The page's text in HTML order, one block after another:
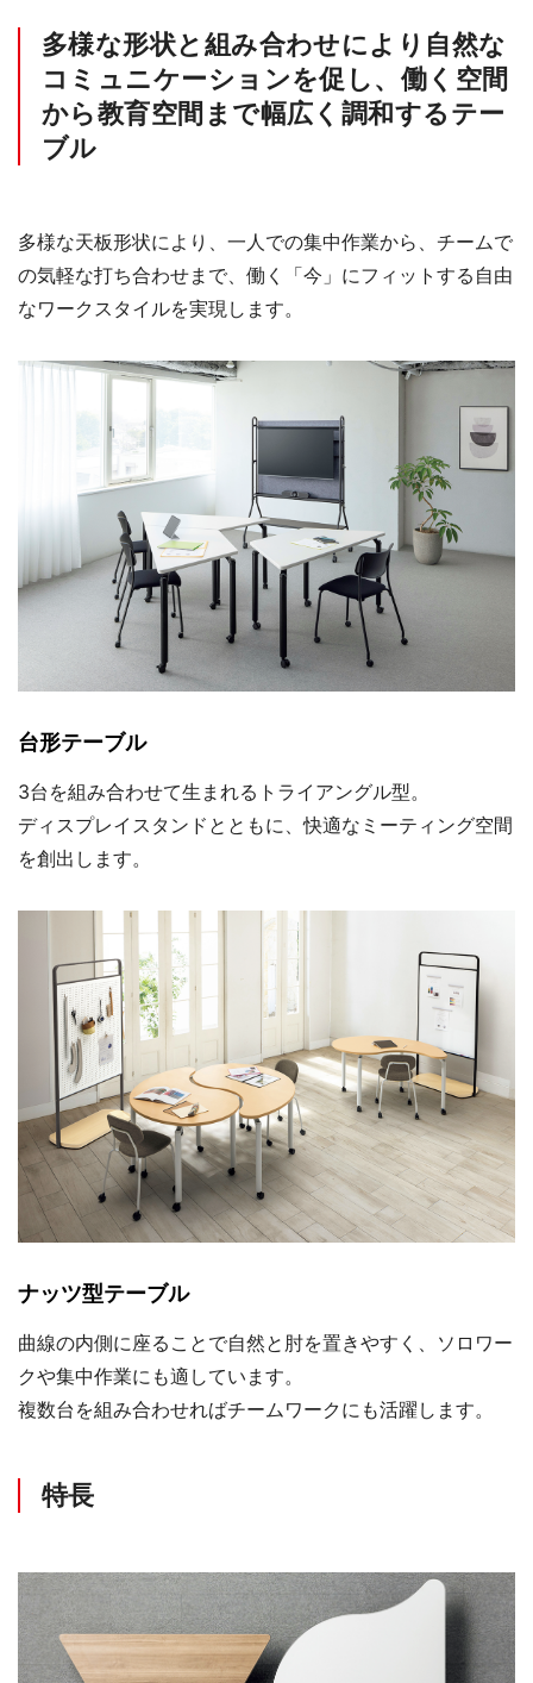
多様な形状と組み合わせにより自然な
コミュニケーションを促し、働く空間
から教育空間まで幅広く調和するテー
ブル
多様な天板形状により、一人での集中作業から、チームで
の気軽な打ち合わせまで、働く「今」にフィットする自由
なワークスタイルを実現します。
台形テーブル
3台を組み合わせて生まれるトライアングル型。
ディスプレイスタンドとともに、快適なミーティング空間
を創出します。
ナッツ型テーブル
曲線の内側に座ることで自然と肘を置きやすく、ソロワー
クや集中作業にも適しています。
複数台を組み合わせればチームワークにも活躍します。
特長